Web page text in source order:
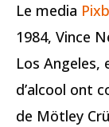
Le media
1984, Vince
Los Angeles,
d’alcool ont
de Mötley